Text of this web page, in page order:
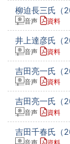
柳迫長三氏（
音声 資料
井上達彦氏（
音声 資料
吉田亮一氏（
音声 資料
吉田亮一氏（
音声 資料
吉田千春氏（